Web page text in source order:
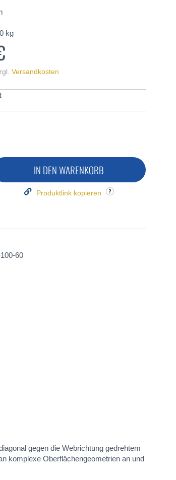
kg
Versandkosten
IN DEN WARENKORB
Produktlink kopieren
60
gegen die Webrichtung gedrehtem
komplexe Oberflächengeometrien an und